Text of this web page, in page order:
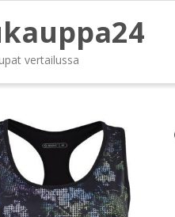
vertailussa